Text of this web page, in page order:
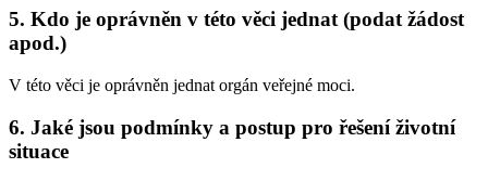
5. Kdo je oprávněn v této věci jednat (podat žádost
apod.)
V této věci je oprávněn jednat orgán veřejné moci.
6. Jaké jsou podmínky a postup pro řešení životní
situace